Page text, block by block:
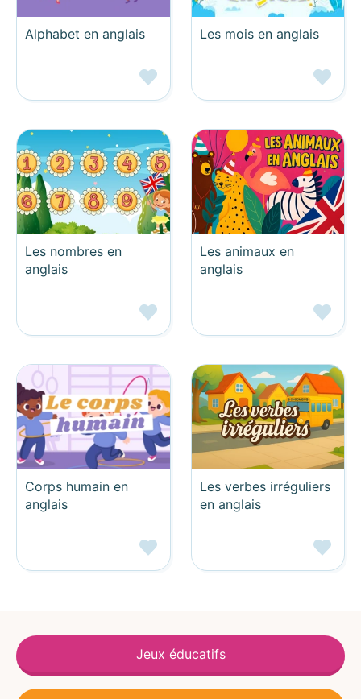
Alphabet en anglais Les mois en anglais
Les nombres en
anglais
Les animaux en
anglais
Corps humain en
anglais
Les verbes irréguliers
en anglais
Jeux éducatifs